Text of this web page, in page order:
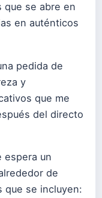
que se abre en
en auténticos
pedida de
y
que me
del directo
espera un
de
que se incluyen: